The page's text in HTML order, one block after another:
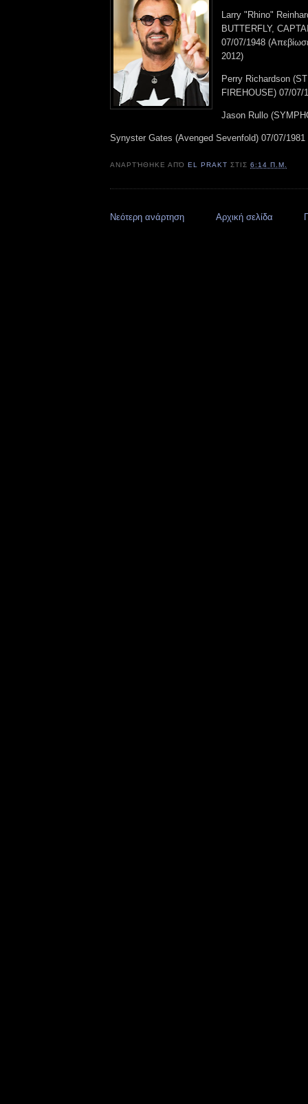
Larry "Rhino"
BUTTERFLY,
07/07/1948
2012)
Perry Richardson
FIREHOUSE) 07/07/
Jason Rullo
Synyster Gates (Avenged Sevenfold) 07/07/1981
ΑΝΑΡΤΉΘΗΚΕ ΑΠΌEL PRAKT ΣΤΙΣ6:14 Π.Μ.
Νεότερη ανάρτηση Αρχική σελίδα